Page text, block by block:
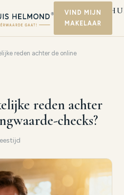
HELMOND
VIND MIJN
MAKELAAR
reden achter de online
reden achter
checks?